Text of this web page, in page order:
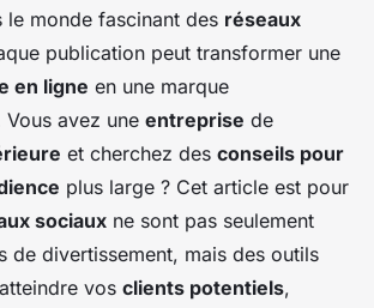
utiliser les réseaux
promouvoir une
ligne de
intérieure?
2024 •7 min de lecture
le monde fascinant des réseaux
publication peut transformer une
en ligne en une marque
avez une entreprise de
et cherchez des conseils pour
plus large ? Cet article est pour
sociaux ne sont pas seulement
de divertissement, mais des outils
vos clients potentiels,